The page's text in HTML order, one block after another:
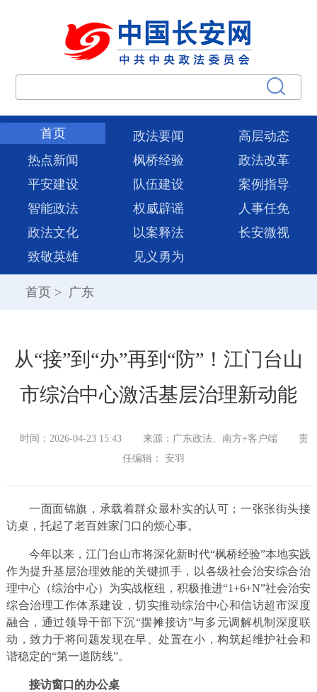
首页 政法要闻
高层动态
热点新闻
枫桥经验
政法改革
平安建设
队伍建设
案例指导
智能政法
权威辟谣
人事任免
政法文化
以案释法
长安微视
致敬英雄
见义勇为
首页 > 广东
从“接”到“办”再到“防”！江门台山
市综治中心激活基层治理新动能
时间：2026-04-23 15:43 来源：广东政法、南方+客户端
责
任编辑： 安羽
一面面锦旗，承载着群众最朴实的认可；一张张街头接
访桌，托起了老百姓家门口的烦心事。
今年以来，江门台山市将深化新时代“枫桥经验”本地实践
作为提升基层治理效能的关键抓手，以各级社会治安综合治
理中心（综治中心）为实战枢纽，积极推进“1+6+N”社会治安
综合治理工作体系建设，切实推动综治中心和信访超市深度
融合，通过领导干部下沉“摆摊接访”与多元调解机制深度联
动，致力于将问题发现在早、处置在小，构筑起维护社会和
谐稳定的“第一道防线”。
接访窗口的办公桌